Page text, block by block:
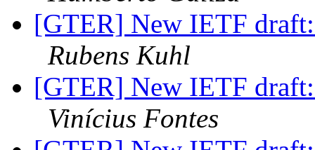
[GTER] New IETF
Rubens Kuhl
[GTER] New IETF
Vinícius Fontes